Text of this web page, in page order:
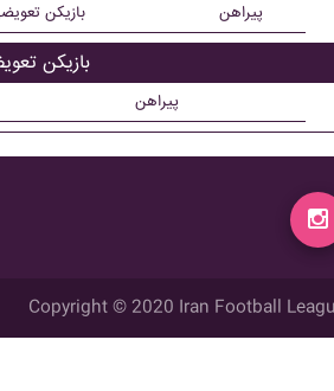
بازیکن پیراهن
بازیکن
پیراهن
Copyright © 2020 Iran Football